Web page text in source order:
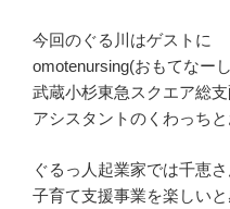
今回のぐる川はゲストに
omotenursing(おもてなー
武蔵小杉東急スクエア総支
アシスタントのくわっち
ぐるっ人起業家では千恵
子育て支援事業を楽しい